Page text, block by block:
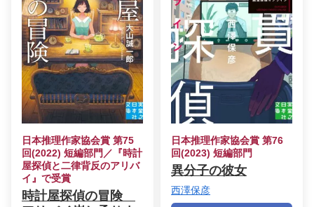
日本推理作家協会賞 第75
回(2022) 短編部門／『時計
屋探偵と二律背反のアリバ
イ』で受賞
時計屋探偵の冒険
日本推理作家協会賞 第76
回(2023) 短編部門
異分子の彼女
西澤保彦